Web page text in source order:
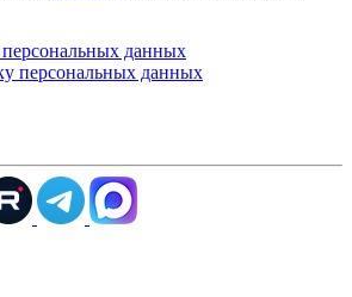
данных
персональных данных